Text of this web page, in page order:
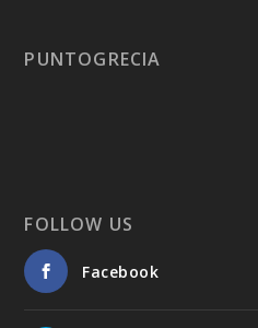
PUNTOGRECIA
FOLLOW US
Facebook